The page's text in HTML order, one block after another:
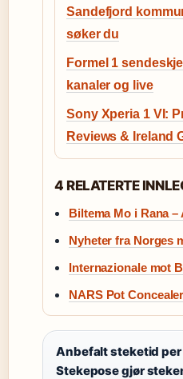
Sandefjord
søker du
Formel 1
kanaler og live
Sony Xperia 1 VI:
Reviews & Ireland
4 RELATERTE
Biltema Mo i Rana
Nyheter fra Norges
Internazionale mot
NARS Pot
Anbefalt steketid per
Stekepose gjør